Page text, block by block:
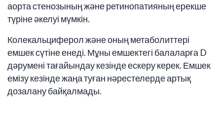
аорта стенозының және ретинопатияның ерекше
түріне әкелуі мүмкін.
Колекальциферол және оның метаболиттері
емшек сүтіне енеді. Мұны емшектегі балаларға D
дәрумені тағайындау кезінде ескеру керек. Емшек
емізу кезінде жаңа туған нәрестелерде артық
дозалану байқалмады.